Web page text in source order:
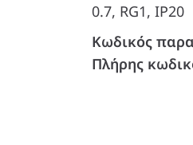
0.7, RG1, IP20
Κωδικός
Πλήρης